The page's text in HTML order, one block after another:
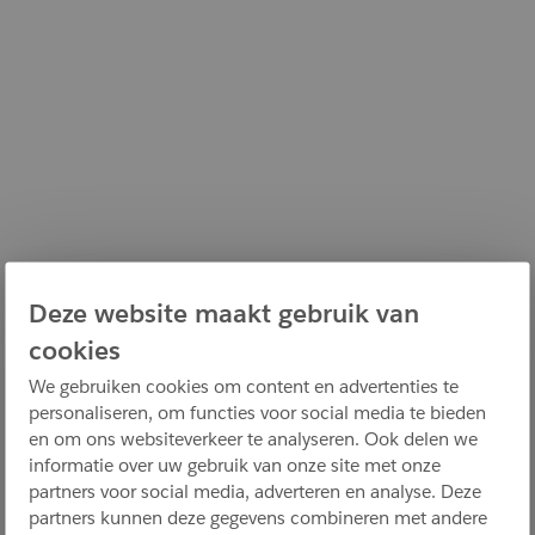
Deze website maakt gebruik van
cookies
We gebruiken cookies om content en advertenties te
personaliseren, om functies voor social media te bieden
en om ons websiteverkeer te analyseren. Ook delen we
informatie over uw gebruik van onze site met onze
partners voor social media, adverteren en analyse. Deze
partners kunnen deze gegevens combineren met andere